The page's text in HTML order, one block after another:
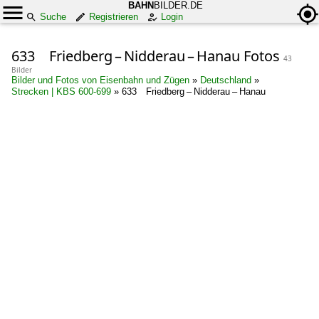
BAHN BILDER.DE
Suche
Registrieren Login
633 Friedberg – Nidderau – Hanau Fotos 43
Bilder
Bilder und Fotos von Eisenbahn und Zügen » Deutschland »
Strecken | KBS 600-699 » 633 Friedberg – Nidderau – Hanau